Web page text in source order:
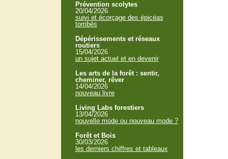
Prévention scolytes
20/04/2026
suivi et écorçage des épicéas
tombés
Dépérissements et réseaux
routiers
15/04/2026
un sujet actuel et en devenir
Les arts de la forêt : sentir,
cheminer, rêver
14/04/2026
nouveau livre
Living Labs forestiers
13/04/2026
nouvelle mode ou nouveau mode ?
Forêt et Bois
30/03/2026
les derniers chiffres et tableaux